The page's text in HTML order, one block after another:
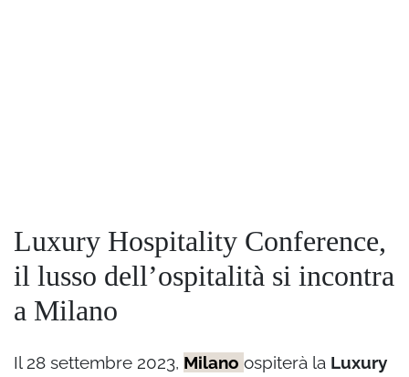
Luxury Hospitality Conference,
il lusso dell’ospitalità si incontra
a Milano
Il 28 settembre 2023, Milano ospiterà la Luxury